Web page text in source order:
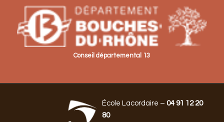
Conseil départemental 13
École Lacordaire – 04 91 12 20
80